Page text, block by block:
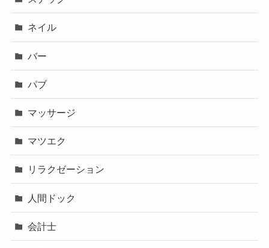
ネイル
バー
パブ
マッサージ
マツエク
リラクゼーション
人間ドック
会計士